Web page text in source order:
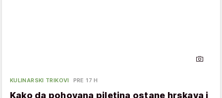
KULINARSKI TRIKOVI PRE 17 H
Kako da pohovana piletina ostane hrskava i